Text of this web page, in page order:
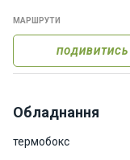
МАРШРУТИ
ПОДИВИТИСЬ
Обладнання
термобокс
К
а
е
р